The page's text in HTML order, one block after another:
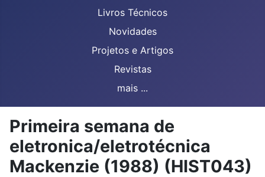
Livros Técnicos
Novidades
Projetos e Artigos
Revistas
mais ...
Primeira semana de
eletronica/eletrotécnica
Mackenzie (1988) (HIST043)